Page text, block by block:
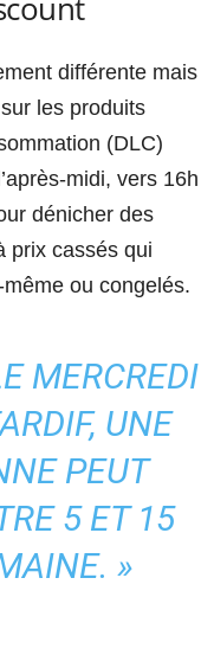
différente mais
les produits
(DLC)
midi, vers 16h
dénicher des
prix cassés qui
ou congelés.
MERCREDI
UNE
PEUT
5 ET 15
»